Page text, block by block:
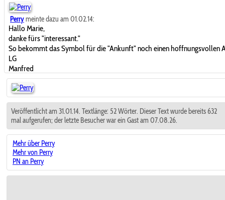
Perrymeinte dazu am 01.02.14:
Hallo Marie,
danke fürs "interessant."
So bekommt das Symbol für die "Ankunft" noch einen hoffnungsvollen
LG
Manfred
Veröffentlicht am 31.01.14. Textlänge: 52 Wörter. Dieser Text wurde bereits 632
mal aufgerufen; der letzte Besucher war ein Gast am 07.08.26.
Mehr über Perry
Mehr von Perry
PN an Perry